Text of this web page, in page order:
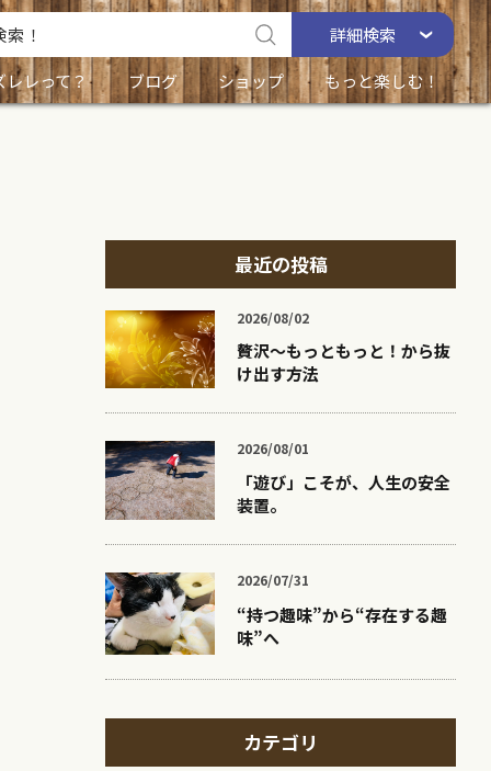
詳細検索
レレって？
ブログ ショップ もっと楽しむ！
最近の投稿
2026/08/02
贅沢〜もっともっと！から抜
け出す方法
2026/08/01
「遊び」こそが、人生の安全
装置。
2026/07/31
“持つ趣味”から“存在する趣
味”へ
カテゴリ